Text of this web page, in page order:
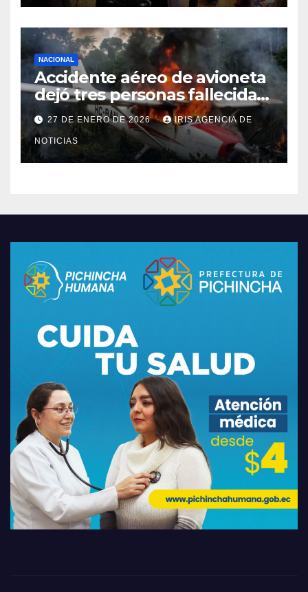
NACIONAL
Accidente aéreo de avioneta
dejó tres personas fallecidas
en provincia de Morona
Santiago
27 DE ENERO DE 2026 IRIS AGENCIA DE
NOTICIAS